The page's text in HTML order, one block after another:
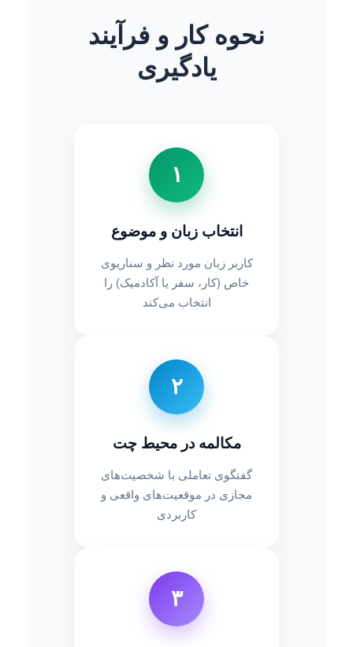
نحوه کار و فرآیند
یادگیری
۱
انتخاب زبان و موضوع
کاربر زبان مورد نظر و سناریوی
خاص (کار، سفر یا آکادمیک) را
انتخاب می‌کند
۲
مکالمه در محیط چت
گفتگوی تعاملی با شخصیت‌های
مجازی در موقعیت‌های واقعی و
کاربردی
۳